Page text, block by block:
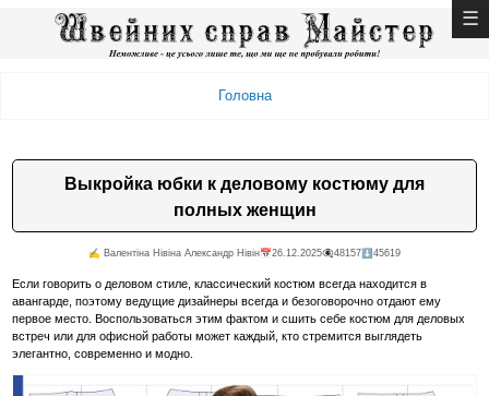
Головна
Выкройка юбки к деловому костюму для
полных женщин
✍️ Валентiна Нiвiна Александр Нiвiн📅26.12.2025👁️‍🗨️48157 ⬇️45619
Если говорить о деловом стиле, классический костюм всегда находится в
авангарде, поэтому ведущие дизайнеры всегда и безоговорочно отдают ему
первое место. Воспользоваться этим фактом и сшить себе костюм для деловых
встреч или для офисной работы может каждый, кто стремится выглядеть
элегантно, современно и модно.